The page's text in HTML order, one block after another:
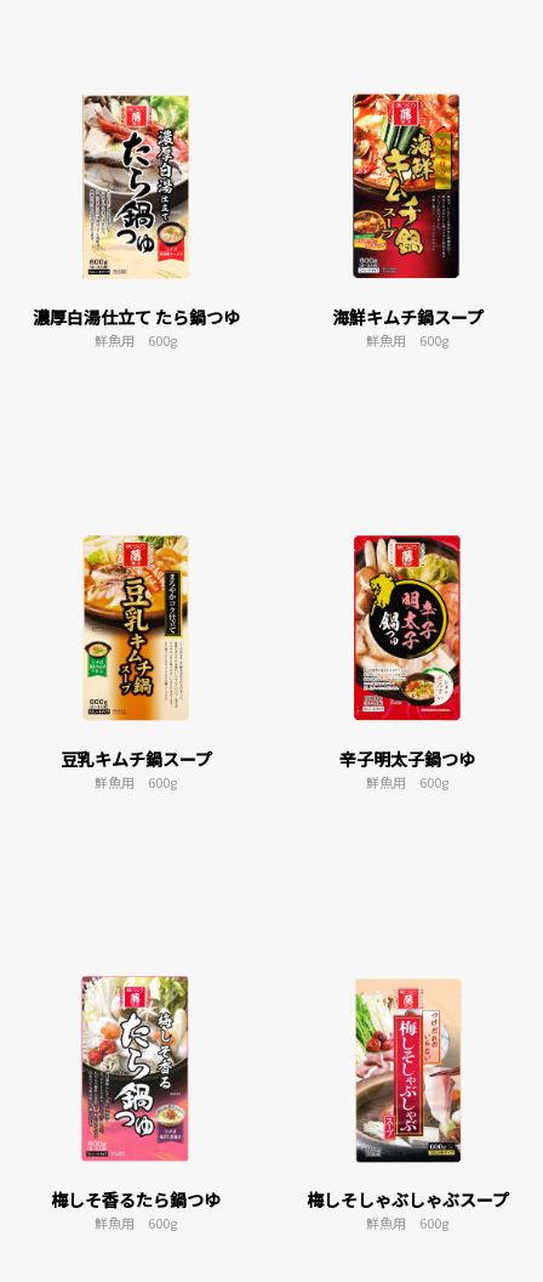
濃厚白湯仕立て たら鍋つゆ
鮮魚用 600g
海鮮キムチ鍋スープ
鮮魚用 600g
豆乳キムチ鍋スープ
鮮魚用 600g
辛子明太子鍋つゆ
鮮魚用 600g
梅しそ香るたら鍋つゆ
鮮魚用 600g
梅しそしゃぶしゃぶスープ
鮮魚用 600g